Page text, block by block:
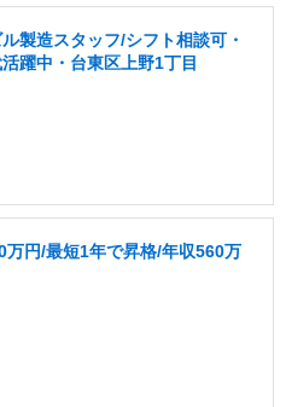
製造スタッフ/シフト相談可・
躍中・台東区上野1丁目
円/最短1年で昇格/年収560万